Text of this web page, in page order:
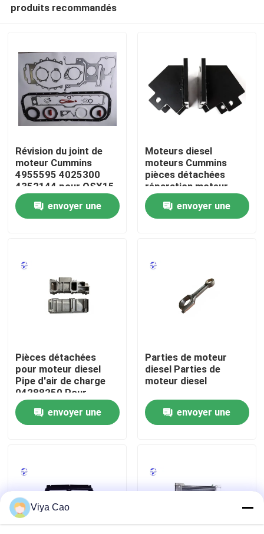
Aperçu
A propos de nous
Visite d'usine
Contact
Demande de soumission
Moteur de
Cummins Engine
produits recommandés
Révision du joint de
moteur Cummins
4955595 4025300
4352144 pour QSX15
ISX15
envoyer une
Moteurs diesel
moteurs Cummins
pièces détachées
réparation moteur
envoyer une
Pièces détachées
pour moteur diesel
Pipe d'air de charge
04288250 Pour
moteur Deutz
envoyer une
Parties de moteur
diesel Parties de
moteur diesel
envoyer une
Viya Cao